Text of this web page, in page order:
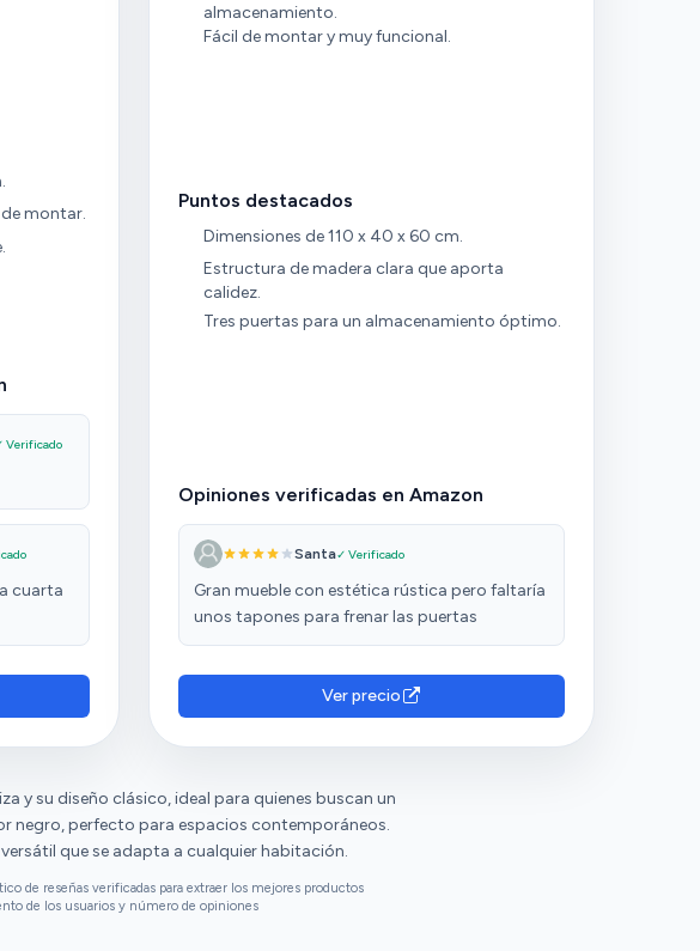
montar.
Verificado
cuarta
almacenamiento.
Fácil de montar y muy funcional.
Puntos destacados
Dimensiones de 110 x 40 x 60 cm.
Estructura de madera clara que aporta
calidez.
Tres puertas para un almacenamiento óptimo.
Opiniones verificadas en Amazon
Santa✓ Verificado
Gran mueble con estética rústica pero faltaría
unos tapones para frenar las puertas
Ver precio
y su diseño clásico, ideal para quienes buscan un
negro, perfecto para espacios contemporáneos.
que se adapta a cualquier habitación.
de reseñas verificadas para extraer los mejores productos
de los usuarios y número de opiniones